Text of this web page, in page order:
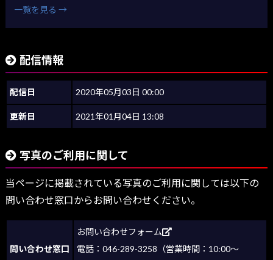
一覧を見る →
配信情報
配信日 2020年05月03日 00:00
更新日 2021年01月04日 13:08
写真のご利用に関して
当ページに掲載されている写真のご利用に関しては以下の
問い合わせ窓口からお問い合わせください。
問い合わせ窓口
お問い合わせフォーム
電話：046-289-3258（営業時間：10:00～